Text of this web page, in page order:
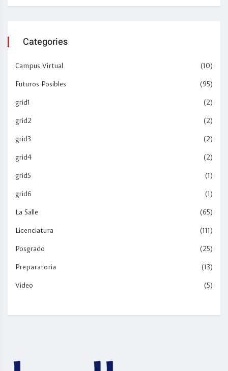
Categories
Campus Virtual (10)
Futuros Posibles (95)
grid1 (2)
grid2 (2)
grid3 (2)
grid4 (2)
grid5 (1)
grid6 (1)
La Salle (65)
Licenciatura (111)
Posgrado (25)
Preparatoria (13)
Video (5)